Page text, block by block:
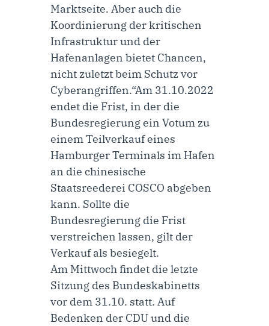
Marktseite. Aber auch die
Koordinierung der kritischen
Infrastruktur und der
Hafenanlagen bietet Chancen,
nicht zuletzt beim Schutz vor
Cyberangriffen.“Am 31.10.2022
endet die Frist, in der die
Bundesregierung ein Votum zu
einem Teilverkauf eines
Hamburger Terminals im Hafen
an die chinesische
Staatsreederei COSCO abgeben
kann. Sollte die
Bundesregierung die Frist
verstreichen lassen, gilt der
Verkauf als besiegelt.
Am Mittwoch findet die letzte
Sitzung des Bundeskabinetts
vor dem 31.10. statt. Auf
Bedenken der CDU und die